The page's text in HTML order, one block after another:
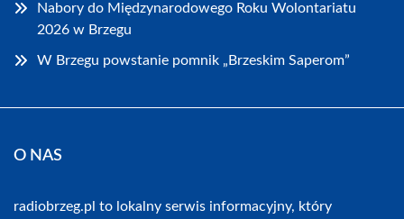
Nabory do Międzynarodowego Roku Wolontariatu
2026 w Brzegu
W Brzegu powstanie pomnik „Brzeskim Saperom”
O NAS
radiobrzeg.pl to lokalny serwis informacyjny, który